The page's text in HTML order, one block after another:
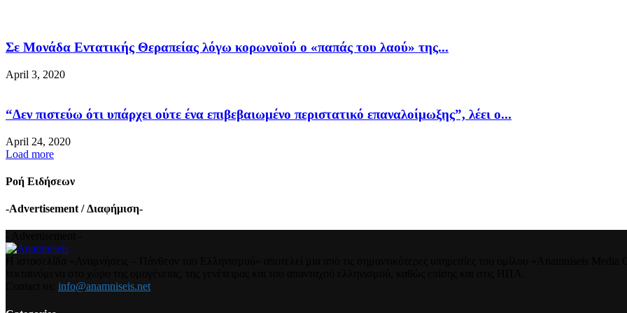
Σε Μονάδα Εντατικής Θεραπείας λόγω κορωνοϊού ο «παπάς του λαού» της...
April 3, 2020
“Δεν πιστεύω ότι υπάρχει ούτε ένα επιβεβαιωμένο περιστατικό επαναλοίμωξης”, λέει ο...
April 24, 2020
Load more
Ροή Ειδήσεων
-Advertisement / Διαφήμιση-
info@anamniseis.net